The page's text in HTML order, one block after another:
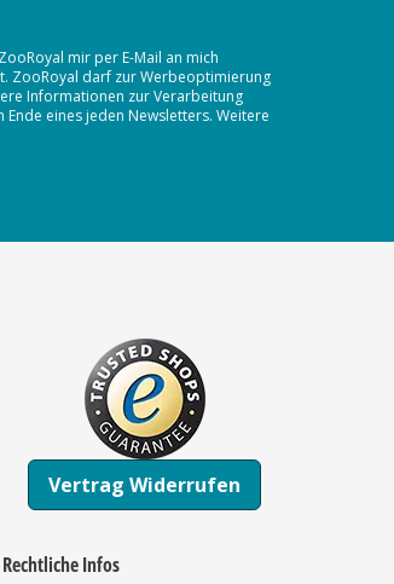
mir per E-Mail an mich
ZooRoyal darf zur Werbeoptimierung
Informationen zur Verarbeitung
eines jeden Newsletters. Weitere
Vertrag Widerrufen
Rechtliche Infos